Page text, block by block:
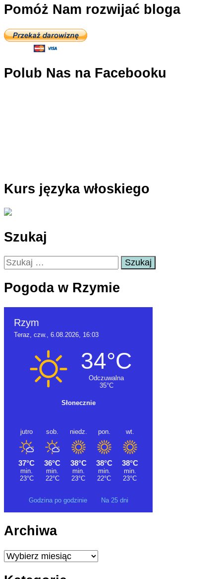
Pomóż Nam rozwijać bloga
Polub Nas na Facebooku
Kurs języka włoskiego
Szukaj
Szukaj:
Pogoda w Rzymie
Godzina po godzinie Na 25 dni
Archiwa
Archiwa